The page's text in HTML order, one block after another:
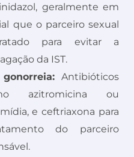
geralmente em
que o parceiro sexual
para evitar a
da IST.
Antibióticos
azitromicina ou
e ceftriaxona para
do parceiro